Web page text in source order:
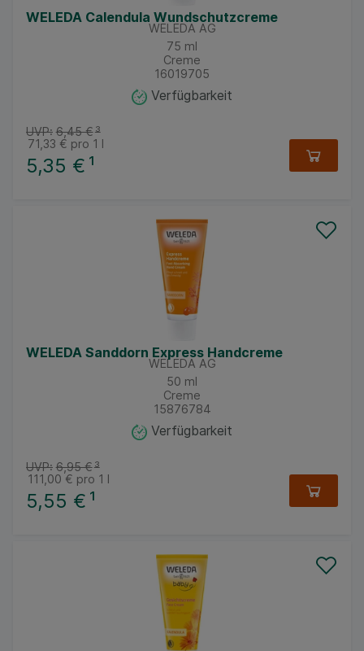
WELEDA Calendula Wundschutzcreme
WELEDA AG
75 ml
Creme
16019705
Verfügbarkeit
5,35 € ¹
UVP: 6,45 €³
71,33 € pro 1 l
WELEDA Sanddorn Express Handcreme
WELEDA AG
50 ml
Creme
15876784
Verfügbarkeit
5,55 € ¹
UVP: 6,95 €³
111,00 € pro 1 l